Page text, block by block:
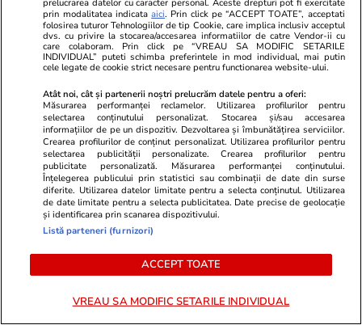
casele sale pastelate urcând pe deal, el
pălește în comparație cu satul medieval din
interiorul zidurilor de deasupra. În vârf se află
un castel din secolul al XII-lea, cu un muzeu
care explorează specialitatea meșteșugărească
locală a fabricării de coșuri.
Străzile înguste din jurul castelului șerpuiesc
abrupt pe deal, transformându-se în trepte în
punctele cele mai abrupte, iar în uși, este
posibil să vedeți femei țesând coșuri cu desene
complicate. Priveliștile din vârf se extind în
ambele direcții de-a lungul coastei și până în
Corsica.
Domul, în mica piață de dedesubt, are una
prelucrarea datelor cu caracter personal. Aceste drepturi pot fi exercitate
prin modalitatea indicataaici. Prin click pe “ACCEPT TOATE”, acceptati
folosirea tuturor Tehnologiilor de tip Cookie, care implica inclusiv acceptul
dvs. cu privire la stocarea/accesarea informatiilor de catre Vendor-ii cu
care colaboram. Prin click pe “VREAU SA MODIFIC SETARILE
INDIVIDUAL” puteti schimba preferintele in mod individual, mai putin
cele legate de cookie strict necesare pentru functionarea website-ului.
Atât noi, cât și partenerii noștri prelucrăm datele pentru a oferi:
Măsurarea performanței reclamelor. Utilizarea profilurilor pentru
selectarea conținutului personalizat. Stocarea și/sau accesarea
informațiilor de pe un dispozitiv. Dezvoltarea și îmbunătățirea serviciilor.
Crearea profilurilor de conținut personalizat. Utilizarea profilurilor pentru
selectarea publicității personalizate. Crearea profilurilor pentru
publicitate personalizată. Măsurarea performanței conținutului.
Înțelegerea publicului prin statistici sau combinații de date din surse
diferite. Utilizarea datelor limitate pentru a selecta conținutul. Utilizarea
de date limitate pentru a selecta publicitatea. Date precise de geolocație
și identificarea prin scanarea dispozitivului.
Listă parteneri (furnizori)
ACCEPT TOATE
VREAU SA MODIFIC SETARILE INDIVIDUAL